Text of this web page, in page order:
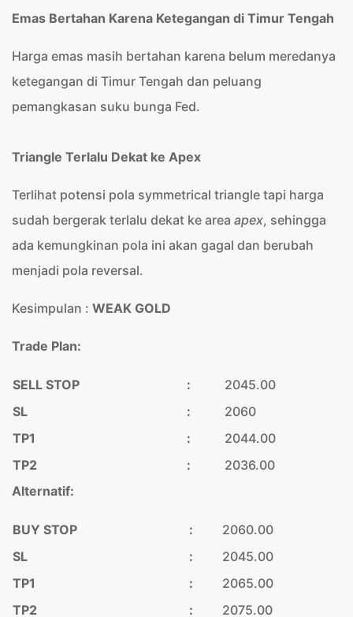
Emas Bertahan Karena Ketegangan di Timur Tengah
Harga emas masih bertahan karena belum meredanya
ketegangan di Timur Tengah dan peluang
pemangkasan suku bunga Fed.
Triangle Terlalu Dekat ke Apex
Terlihat potensi pola symmetrical triangle tapi harga
sudah bergerak terlalu dekat ke area apex, sehingga
ada kemungkinan pola ini akan gagal dan berubah
menjadi pola reversal.
Kesimpulan : WEAK GOLD
Trade Plan:
SELL STOP :
2045.00
SL
:
2060
TP1
:
2044.00
TP2
:
2036.00
Alternatif:
BUY STOP :
2060.00
SL
:
2045.00
TP1
:
2065.00
TP2
: 2075.00